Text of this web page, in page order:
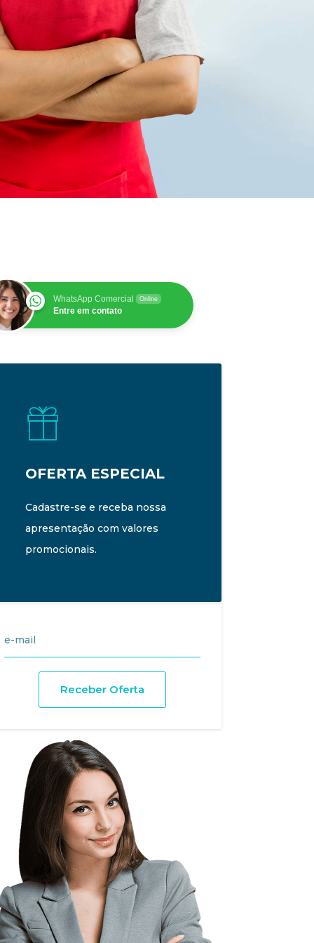
WhatsApp Comercial Online
Entre em contato
OFERTA ESPECIAL
Cadastre-se e receba nossa
apresentação com valores
promocionais.
Receber Oferta